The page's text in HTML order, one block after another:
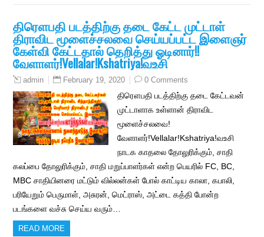
திரௌபதி படத்திற்கு தடை கேட்ட முட்டாள்
திராவிட மூளைச்சலவை செய்யப்பட்ட இளைஞர்
கேள்வி கேட்டதால் தெறித்து ஓடினார்!!
வேளாளர்!Vellalar!Kshatriya!வஉசி
admin February 19, 2020 0 Comments
திரௌபதி படத்திற்கு தடை கேட்டவன்
முட்டாளாக உள்ளான் திராவிட
மூளைச்சலவை!
வேளாளர்!Vellalar!Kshatriya!வஉசி
நாடக காதலை தோலுரிக்கும், சாதி
கலப்பை தோலுரிக்கும், சாதி மறுப்பாளர்கள் என்ற பெயரில் FC, BC,
MBC சாதியினரை மட்டும் வில்லன்கள் போல் காட்டிய காலா, கபாலி,
பரியேறும் பெருமாள், அசுரன், மெட்ராஸ், அட்டை கத்தி போன்ற
படங்களை வச்சு செய்ய வரும்…
READ MORE